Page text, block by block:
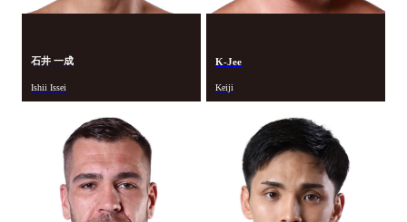
石井 一成
Ishii Issei
K-Jee
Keiji